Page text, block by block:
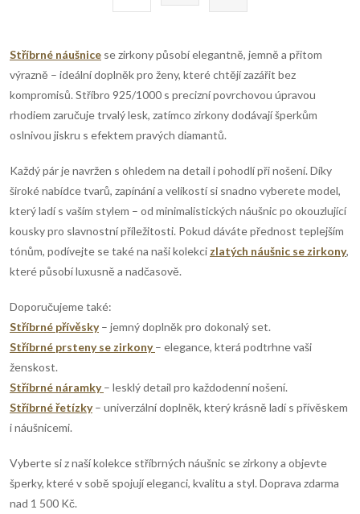
d
a
c
í
p
r
v
k
y
v
ý
p
i
s
u
á
n
k
o
v
á
n
í
Stříbrné náušnice se zirkony působí elegantně, jemně a přitom
výrazně – ideální doplněk pro ženy, které chtějí zazářit bez
kompromisů. Stříbro 925/1000 s precizní povrchovou úpravou
rhodiem zaručuje trvalý lesk, zatímco zirkony dodávají šperkům
oslnivou jiskru s efektem pravých diamantů.
Každý pár je navržen s ohledem na detail i pohodlí při nošení. Díky
široké nabídce tvarů, zapínání a velikostí si snadno vyberete model,
který ladí s vaším stylem – od minimalistických náušnic po okouzlující
kousky pro slavnostní příležitosti. Pokud dáváte přednost teplejším
tónům, podívejte se také na naši kolekci zlatých náušnic se zirkony,
které působí luxusně a nadčasově.
Doporučujeme také:
Stříbrné přívěsky– jemný doplněk pro dokonalý set.
Stříbrné prsteny se zirkony – elegance, která podtrhne vaši
ženskost.
Stříbrné náramky– lesklý detail pro každodenní nošení.
Stříbrné řetízky– univerzální doplněk, který krásně ladí s přívěskem
i náušnicemi.
Vyberte si z naší kolekce stříbrných náušnic se zirkony a objevte
šperky, které v sobě spojují eleganci, kvalitu a styl. Doprava zdarma
nad 1 500 Kč.